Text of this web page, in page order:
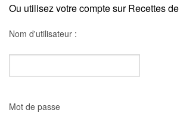
Ou utilisez votre compte sur Recettes
Nom d'utilisateur :
Mot de passe